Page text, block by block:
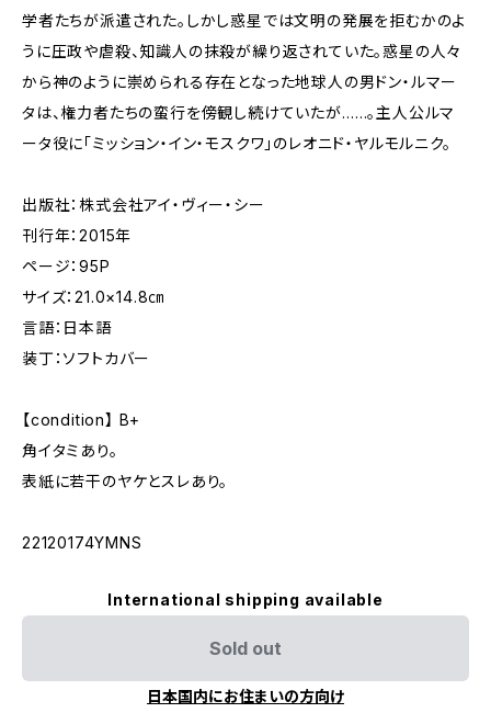
学者たちが派遣された。しかし惑星では文明の発展を拒むかのよ
うに圧政や虐殺、知識人の抹殺が繰り返されていた。惑星の人々
から神のように崇められる存在となった地球人の男ドン・ルマー
タは、権力者たちの蛮行を傍観し続けていたが……。主人公ルマ
ータ役に「ミッション・イン・モスクワ」のレオニド・ヤルモルニク。
出版社：株式会社アイ・ヴィー・シー
刊行年：2015年
ページ：95P
サイズ：21.0×14.8㎝
言語：日本語
装丁：ソフトカバー
【condition】 B+
角イタミあり。
表紙に若干のヤケとスレあり。
22120174YMNS
International shipping available
Sold out
日本国内にお住まいの方向け